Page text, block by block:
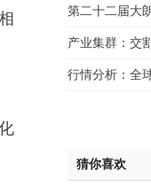
生”行动指南！
第二十二届大
合发展新风貌
产业集群：交
较为缓慢
行情分析：全
猜你喜欢